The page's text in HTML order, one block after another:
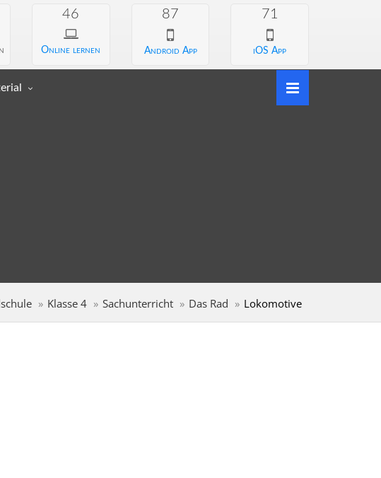
46
Online lernen
87
Android App
71
iOS App
Klasse 4 Sachunterricht Das Rad Lokomotive